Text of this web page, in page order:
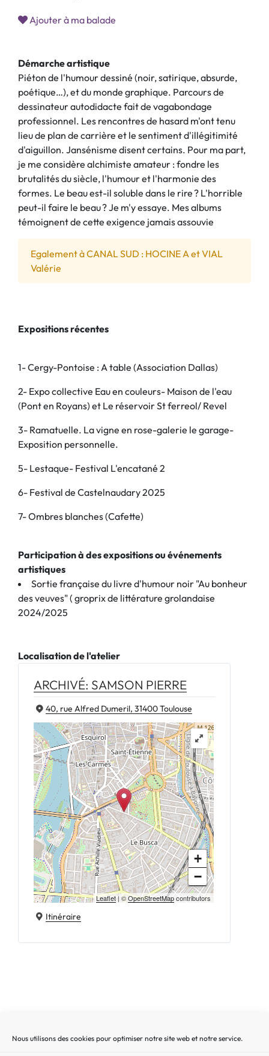
Nous utilisons des cookies pour optimiser notre site web et notre service.
Ajouter à ma balade
Démarche artistique
Piéton de l'humour dessiné (noir, satirique, absurde,
poétique…), et du monde graphique. Parcours de
dessinateur autodidacte fait de vagabondage
professionnel. Les rencontres de hasard m'ont tenu
lieu de plan de carrière et le sentiment d'illégitimité
d'aiguillon. Jansénisme disent certains. Pour ma part,
je me considère alchimiste amateur : fondre les
brutalités du siècle, l'humour et l'harmonie des
formes. Le beau est-il soluble dans le rire ? L'horrible
peut-il faire le beau ? Je m'y essaye. Mes albums
témoignent de cette exigence jamais assouvie
Egalement à CANAL SUD : HOCINE A et VIAL
Valérie
Expositions récentes
1- Cergy-Pontoise : A table (Association Dallas)
2- Expo collective Eau en couleurs- Maison de l'eau
(Pont en Royans) et Le réservoir St ferreol/ Revel
3- Ramatuelle. La vigne en rose-galerie le garage-
Exposition personnelle.
5- Lestaque- Festival L'encatané 2
6- Festival de Castelnaudary 2025
7- Ombres blanches (Cafette)
Participation à des expositions ou événements
artistiques
Sortie française du livre d'humour noir "Au bonheur
des veuves" ( groprix de littérature grolandaise
2024/2025
Localisation de l'atelier
ARCHIVÉ: SAMSON PIERRE
40, rue Alfred Dumeril, 31400 Toulouse
+
−
Leaflet| ©OpenStreetMapcontributors
Itinéraire
Recherche